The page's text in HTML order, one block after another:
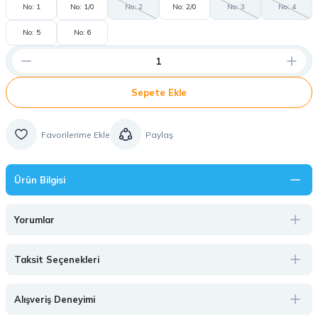
No: 1 No: 1/0 No: 2 No: 2/0 No: 3 No: 4
No: 5 No: 6
Sepete Ekle
Paylaş
Ürün Bilgisi
Yorumlar
Taksit Seçenekleri
Alışveriş Deneyimi